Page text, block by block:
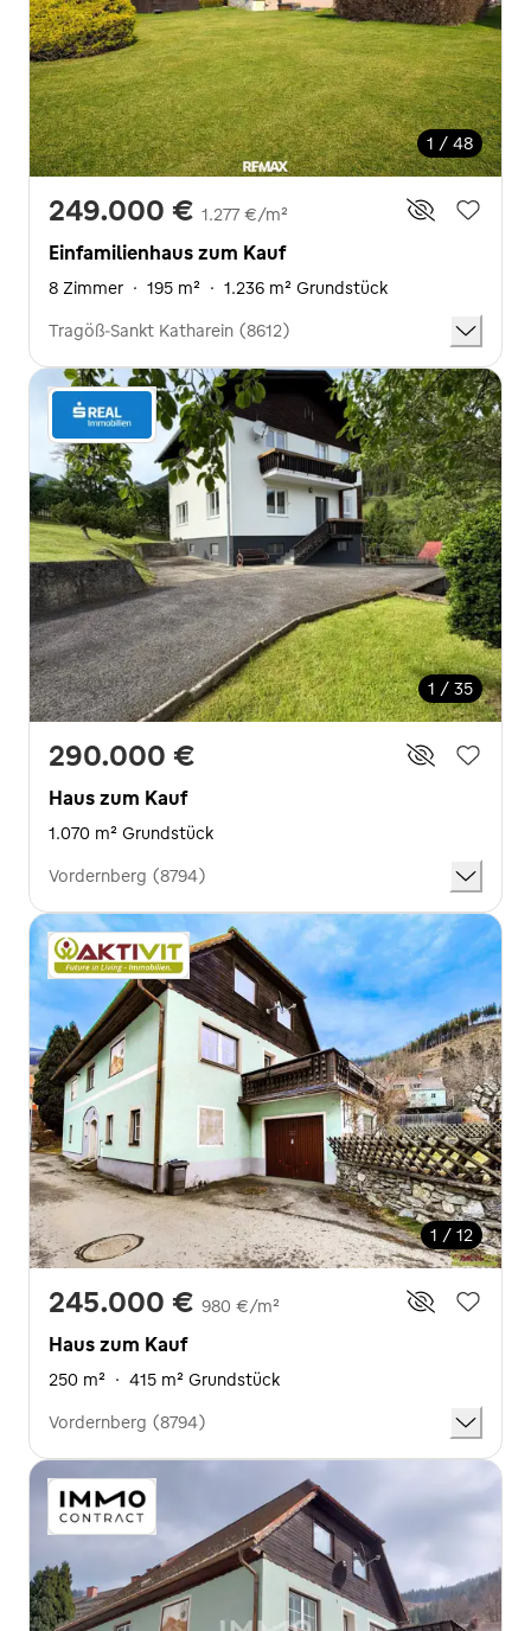
1 / 48
249.000 € 1.277 €/m²
Einfamilienhaus zum Kauf
8 Zimmer · 195 m² · 1.236 m² Grundstück
Tragöß-Sankt Katharein (8612)
1 / 35
290.000 €
Haus zum Kauf
1.070 m² Grundstück
Vordernberg (8794)
1 / 12
245.000 € 980 €/m²
Haus zum Kauf
250 m² · 415 m² Grundstück
Vordernberg (8794)